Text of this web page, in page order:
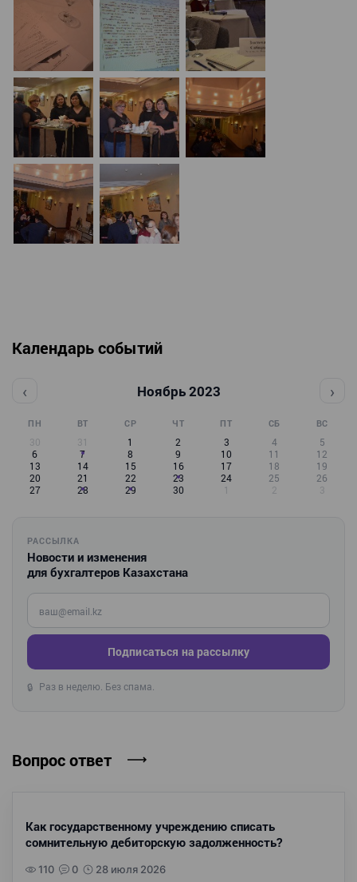
Календарь событий
‹ Ноябрь 2023 ›
ПН ВТ СР ЧТ ПТ СБ ВС
30 31 1 2 3 4
5
6
7 8 9 10 11
12
13
14 15 16 17 18
19
20
21 22 23 24 25
26
27
28 29 30 1 2 3
РАССЫЛКА
Новости и изменения
для бухгалтеров Казахстана
Введите ваш e-mail
Подписаться на рассылку
🔒 Раз в неделю. Без спама.
Вопрос ответ
Как государственному учреждению списать
сомнительную дебиторскую задолженность?
110 0 28 июля 2026